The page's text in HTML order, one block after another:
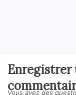
Enregistrer
Vous avez des